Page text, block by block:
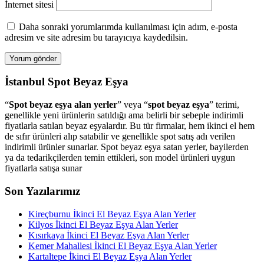
İnternet sitesi
Daha sonraki yorumlarımda kullanılması için adım, e-posta
adresim ve site adresim bu tarayıcıya kaydedilsin.
İstanbul Spot Beyaz Eşya
“Spot beyaz eşya alan yerler” veya “spot beyaz eşya” terimi,
genellikle yeni ürünlerin satıldığı ama belirli bir sebeple indirimli
fiyatlarla satılan beyaz eşyalardır. Bu tür firmalar, hem ikinci el hem
de sıfır ürünleri alıp satabilir ve genellikle spot satış adı verilen
indirimli ürünler sunarlar. Spot beyaz eşya satan yerler, bayilerden
ya da tedarikçilerden temin ettikleri, son model ürünleri uygun
fiyatlarla satışa sunar
Son Yazılarımız
Kireçburnu İkinci El Beyaz Eşya Alan Yerler
Kilyos İkinci El Beyaz Eşya Alan Yerler
Kısırkaya İkinci El Beyaz Eşya Alan Yerler
Kemer Mahallesi İkinci El Beyaz Eşya Alan Yerler
Kartaltepe İkinci El Beyaz Eşya Alan Yerler